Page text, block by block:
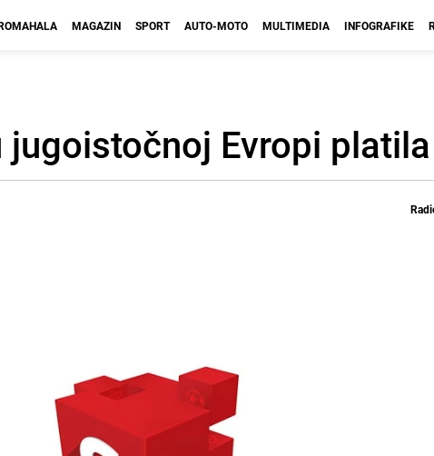
MAGAZIN SPORT AUTO-MOTO MULTIMEDIA INFOGRAFIKE
jugoistočnoj Evropi